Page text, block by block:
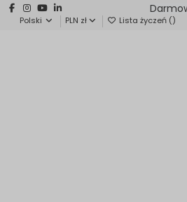
Polski PLN zł Lista życzeń ()